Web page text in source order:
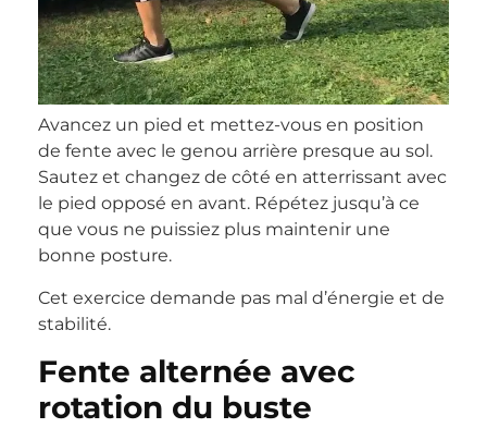
Avancez un pied et mettez-vous en position
de fente avec le genou arrière presque au sol.
Sautez et changez de côté en atterrissant avec
le pied opposé en avant. Répétez jusqu’à ce
que vous ne puissiez plus maintenir une
bonne posture.
Cet exercice demande pas mal d’énergie et de
stabilité.
Fente alternée avec
rotation du buste